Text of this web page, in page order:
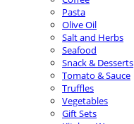
Pasta
Olive Oil
Salt and Herbs
Seafood
Snack & Desserts
Tomato & Sauce
Truffles
Vegetables
Gift Sets